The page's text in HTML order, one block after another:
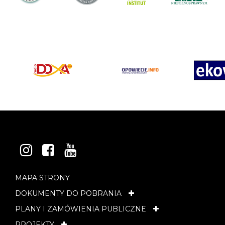
INSTAGRAM
FACEBOOK
YOUTUBE
MAPA STRONY
DOKUMENTY DO POBRANIA
PLANY I ZAMÓWIENIA PUBLICZNE